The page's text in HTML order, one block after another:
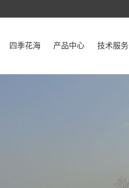
四季花海 产品中心 技术服务